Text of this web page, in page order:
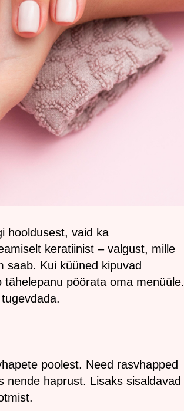
hooldusest, vaid ka
keratiinist – valgust, mille
saab. Kui küüned kipuvad
pöörata oma menüüle.
poolest. Need rasvhapped
nende haprust. Lisaks sisaldavad